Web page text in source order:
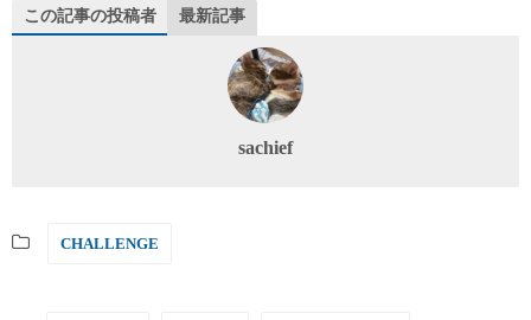
この記事の投稿者 最新記事
sachief
CHALLENGE